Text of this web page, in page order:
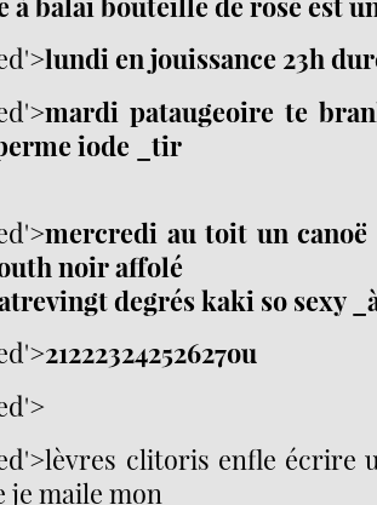
lundi en jouissance 23h
mardi pataugeoire te
iode _tir
mercredi au toit un canoë
noir affolé
degrés kaki so sexy
21222324252627ou
clitoris enfle écrire
je maile mon